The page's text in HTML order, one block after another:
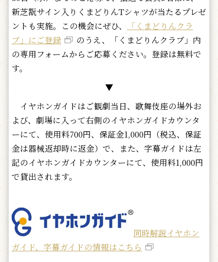
新芝翫サイン入りくまどりんTシャツが当たるプレゼ
ントも実施。この機会にぜひ、
「くまどりんクラ
ブ」にご登録
のうえ、「くまどりんクラブ」内
の専用フォームからご応募ください。登録は無料で
す。
▼
イヤホンガイドはご観劇当日、歌舞伎座の場外お
よび、劇場に入って右側のイヤホンガイドカウンタ
ーにて、使用料700円、保証金1,000円（税込、保証
金は器械返却時に返金）で、また、字幕ガイドは左
記のイヤホンガイドカウンターにて、使用料1,000円
で貸出されます。
同時解説イヤホン
ガイド、字幕ガイドの情報はこちら